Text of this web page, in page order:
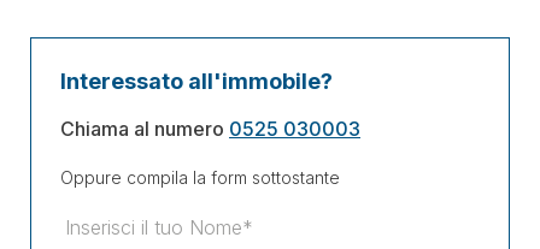
Interessato all'immobile?
Chiama al numero 0525 030003
Oppure compila la form sottostante